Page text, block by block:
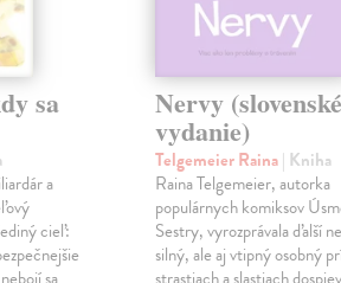
sa
a
cieľ:
Nervy (slovenské
vydanie)
Telgemeier Raina| Kniha
Raina Telgemeier, autorka
populárnych komiksov
Sestry, vyrozprávala ďalší
silný, ale aj vtipný osobný